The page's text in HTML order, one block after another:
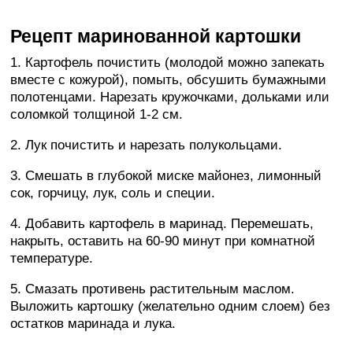
Рецепт маринованной картошки
1. Картофель почистить (молодой можно запекать
вместе с кожурой), помыть, обсушить бумажными
полотенцами. Нарезать кружочками, дольками или
соломкой толщиной 1-2 см.
2. Лук почистить и нарезать полукольцами.
3. Смешать в глубокой миске майонез, лимонный
сок, горчицу, лук, соль и специи.
4. Добавить картофель в маринад. Перемешать,
накрыть, оставить на 60-90 минут при комнатной
температуре.
5. Смазать противень растительным маслом.
Выложить картошку (желательно одним слоем) без
остатков маринада и лука.